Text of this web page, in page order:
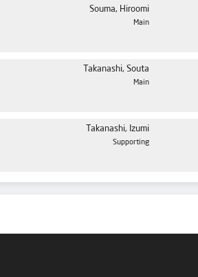
Souma, Hiroomi
Main
Takanashi, Souta
Main
Takanashi, Izumi
Supporting